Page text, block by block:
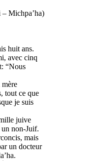
Michpa’ha)
huit ans.
avec cinq
“Nous
mère
tout ce que
je suis
juive
un non-Juif.
mais
un docteur